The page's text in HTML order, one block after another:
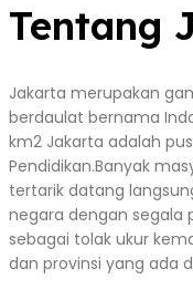
Tentang
Jakarta merupakan
berdaulat bernama
km2 Jakarta adalah
Pendidikan.Banyak
tertarik datang
negara dengan segala
sebagai tolak ukur
dan provinsi yang ada